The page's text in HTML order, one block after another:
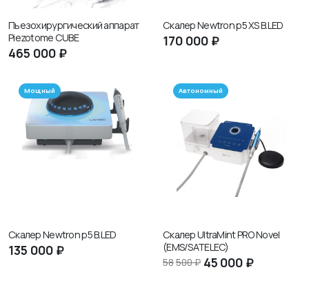
Пьезохирургический аппарат
Piezotome CUBE
465 000 ₽
Скалер Newtron p5 XS B.LED
170 000 ₽
Мощный
Скалер Newtron p5 B.LED
135 000 ₽
Автономный
Скалер UltraMint PRO Novel
(EMS/SATELEC)
45 000 ₽
58500 ₽